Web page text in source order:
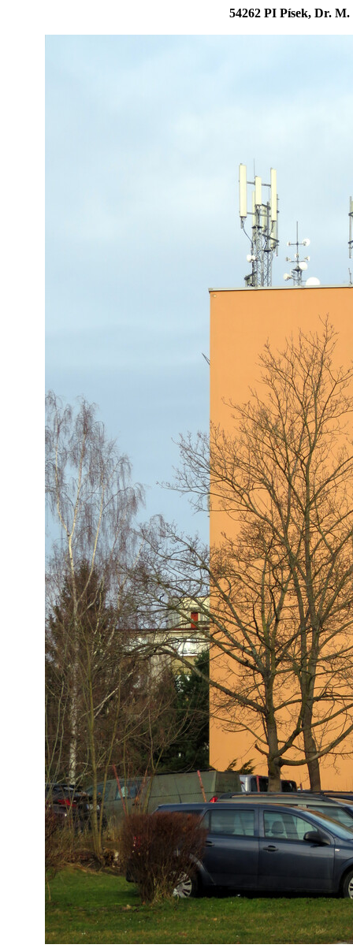
54262 PI Písek, Dr.